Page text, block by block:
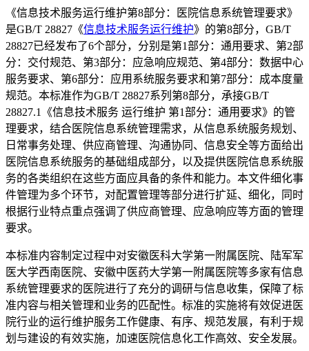
《信息技术服务运行维护第8部分：医院信息系统管理要求》
是GB/T 28827《信息技术服务运行维护》的第8部分，GB/T
28827已经发布了6个部分，分别是第1部分：通用要求、第2部
分：交付规范、第3部分：应急响应规范、第4部分：数据中心
服务要求、第6部分：应用系统服务要求和第7部分：成本度量
规范。本标准作为GB/T 28827系列第8部分，承接GB/T
28827.1《信息技术服务 运行维护 第1部分：通用要求》的管
理要求，结合医院信息系统管理需求，从信息系统服务规划、
日常事务处理、供应商管理、沟通协同、信息安全等方面给出
医院信息系统服务的基础组成部分，以及提供医院信息系统服
务的各类组织在这些方面应具备的条件和能力。本文件细化事
件管理为多个环节，对配置管理等部分进行扩延、细化，同时
根据行业特点重点强调了供应商管理、应急响应等方面的管理
要求。
本标准内容制定过程中对安徽医科大学第一附属医院、陆军军
医大学西南医院、安徽中医药大学第一附属医院等多家有信息
系统管理要求的医院进行了充分的调研与信息收集，保障了标
准内容与相关管理和业务的匹配性。标准的实施将有效促进医
院行业的运行维护服务工作健康、有序、规范发展，有利于规
划与建设的有效实施，加速医院信息化工作高效、安全发展。